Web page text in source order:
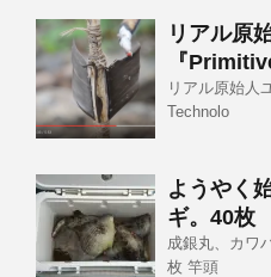
リアル原
『
リアル原始人
Technolo
ようやく
ギ。40枚
成銀丸、カワ
枚 竿頭